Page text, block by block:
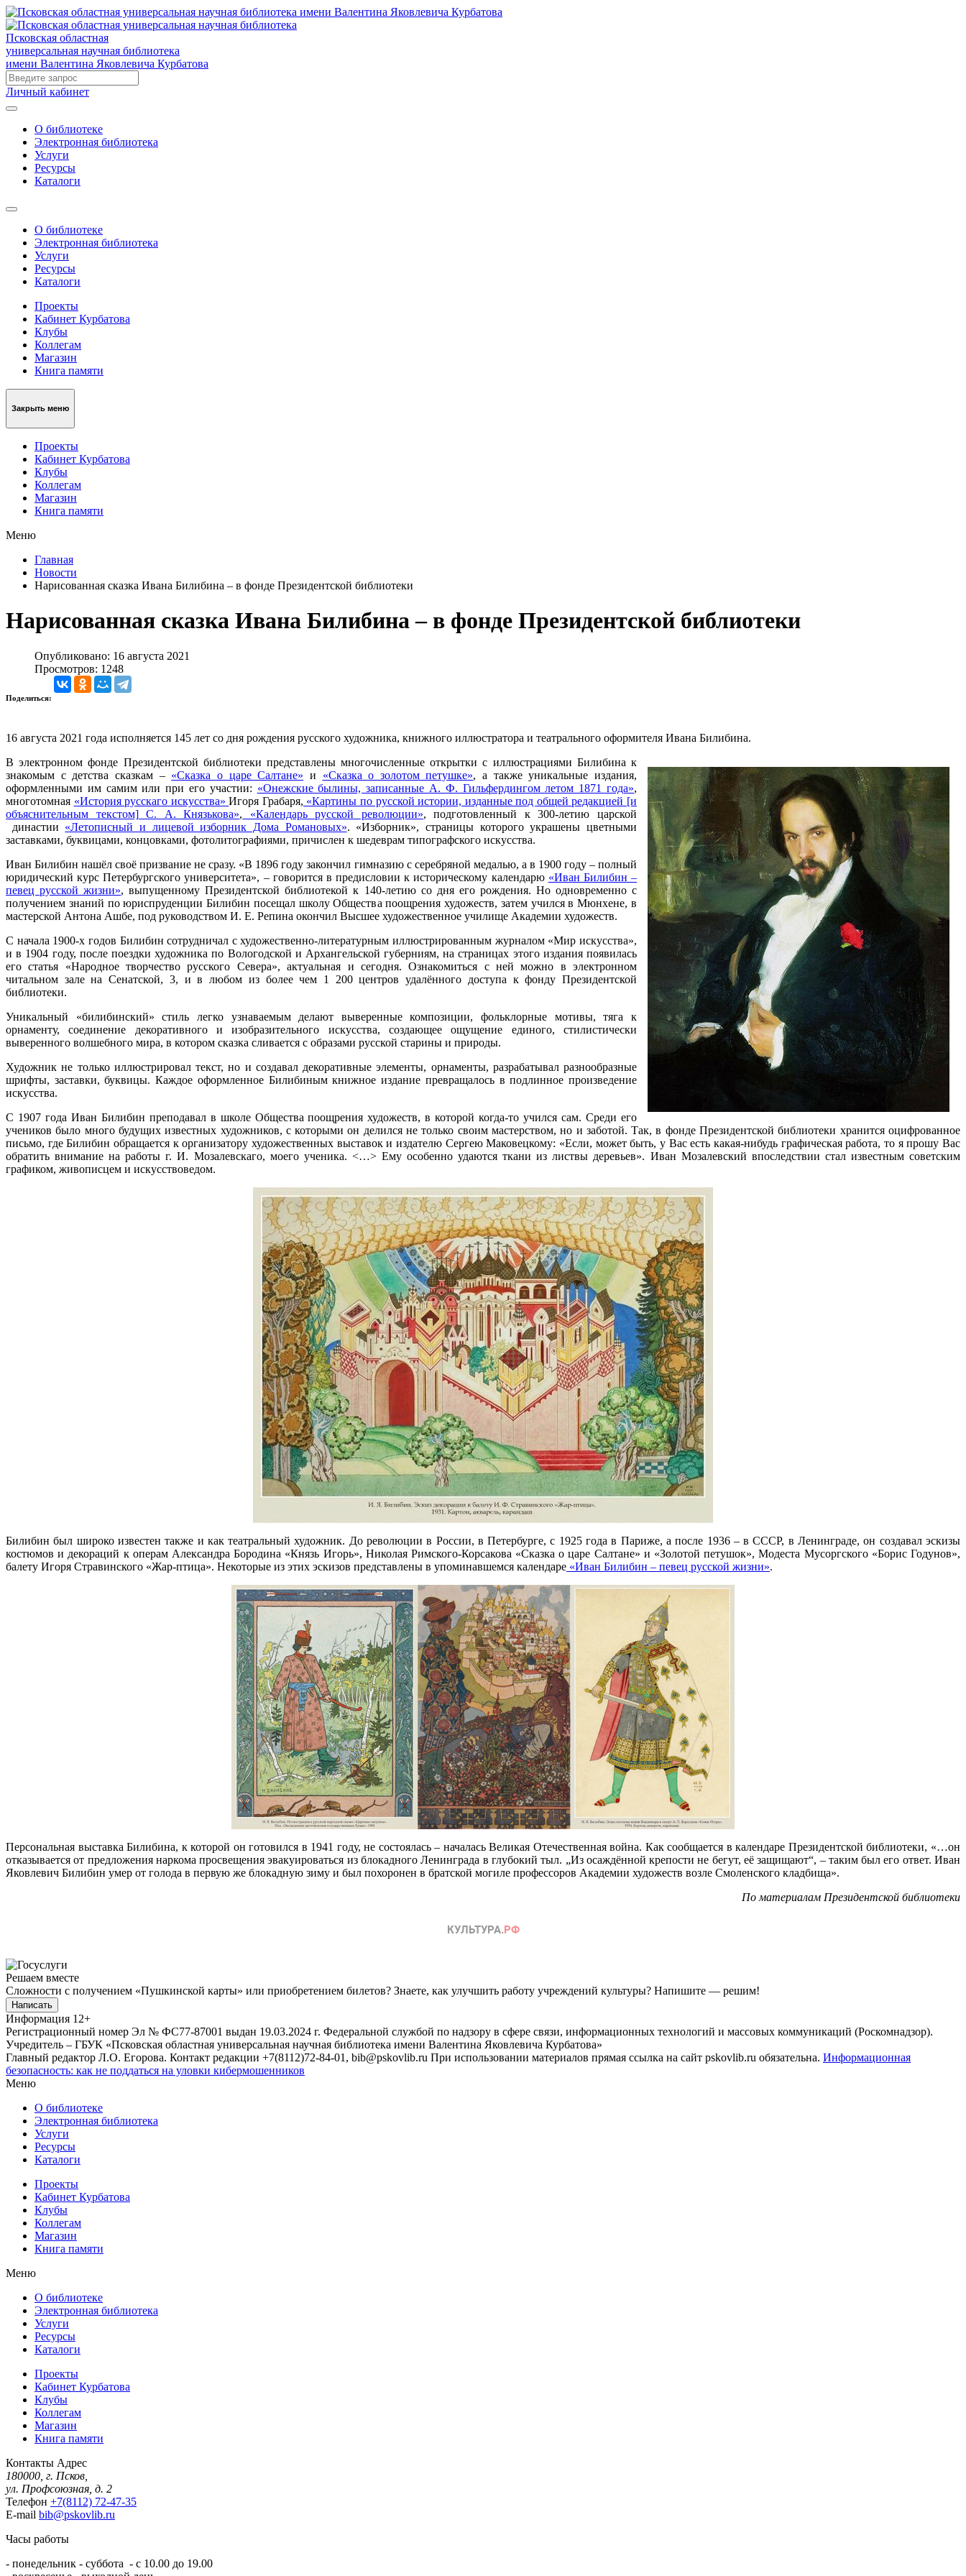
Псковская областная
универсальная научная библиотека
имени Валентина Яковлевича Курбатова
Личный кабинет
О библиотеке
Электронная библиотека
Услуги
Ресурсы
Каталоги
О библиотеке
Электронная библиотека
Услуги
Ресурсы
Каталоги
Проекты
Кабинет Курбатова
Клубы
Коллегам
Магазин
Книга памяти
Закрыть меню
Проекты
Кабинет Курбатова
Клубы
Коллегам
Магазин
Книга памяти
Меню
Главная
Новости
Нарисованная сказка Ивана Билибина – в фонде Президентской библиотеки
Нарисованная сказка Ивана Билибина – в фонде Президентской библиотеки
Опубликовано: 16 августа 2021
Просмотров: 1248
Поделиться:
16 августа 2021 года исполняется 145 лет со дня рождения русского художника, книжного иллюстратора и театрального оформителя Ивана Билибина.
В электронном фонде Президентской библиотеки представлены многочисленные открытки с иллюстрациями Билибина к
знакомым с детства сказкам – «Сказка о царе Салтане» и «Сказка о золотом петушке», а также уникальные издания,
оформленными им самим или при его участии: «Онежские былины, записанные А. Ф. Гильфердингом летом 1871 года»,
многотомная «История русскаго искусства»Игоря Грабаря, «Картины по русской истории, изданные под общей редакцией [и
объяснительным текстом] С. А. Князькова», «Календарь русской революции», подготовленный к 300-летию царской
династии «Летописный и лицевой изборник Дома Романовых». «Изборник», страницы которого украшены цветными
заставками, буквицами, концовками, фотолитографиями, причислен к шедеврам типографского искусства.
Иван Билибин нашёл своё призвание не сразу. «В 1896 году закончил гимназию с серебряной медалью, а в 1900 году – полный
юридический курс Петербургского университета», – говорится в предисловии к историческому календарю «Иван Билибин –
певец русской жизни», выпущенному Президентской библиотекой к 140-летию со дня его рождения. Но одновременно с
получением знаний по юриспруденции Билибин посещал школу Общества поощрения художеств, затем учился в Мюнхене, в
мастерской Антона Ашбе, под руководством И. Е. Репина окончил Высшее художественное училище Академии художеств.
С начала 1900-х годов Билибин сотрудничал с художественно-литературным ил­люстрированным журналом «Мир искусства»,
и в 1904 году, после поездки художника по Вологодской и Архангельской губерниям, на страницах этого издания появилась
его статья «Народное творчество русского Севера», актуальная и сегодня. Ознакомиться с ней можно в электронном
читальном зале на Сенатской, 3, и в любом из более чем 1 200 центров удалённого доступа к фонду Президентской
библиотеки.
Уникальный «билибинский» стиль легко узнаваемым делают выверенные композиции, фольклорные мотивы, тяга к
орнаменту, соединение декоративного и изобразительного искусства, создающее ощущение единого, стилистически
выверенного волшебного мира, в котором сказка сливается с образами русской старины и природы.
Художник не только иллюстрировал текст, но и создавал декоративные элементы, орнаменты, разрабатывал разнообразные
шрифты, заставки, буквицы. Каждое оформленное Билибиным книжное издание превращалось в подлинное произведение
искусства.
С 1907 года Иван Билибин преподавал в школе Общества поощрения художеств, в которой когда-то учился сам. Среди его
учеников было много будущих известных художников, с которыми он делился не только своим мастерством, но и заботой. Так, в фонде Президентской библиотеки хранится оцифрованное
письмо, где Билибин обращается к организатору художественных выставок и издателю Сергею Маковецкому: «Если, может быть, у Вас есть какая-нибудь графическая работа, то я прошу Вас
обратить внимание на работы г. И. Мозалевскаго, моего ученика. <…> Ему особенно удаются ткани из листвы деревьев». Иван Мозалевский впоследствии стал известным советским
графиком, живописцем и искусствоведом.
Билибин был широко известен также и как театральный художник. До революции в России, в Петербурге, с 1925 года в Париже, а после 1936 – в СССР, в Ленинграде, он создавал эскизы
костюмов и декораций к операм Александра Бородина «Князь Игорь», Николая Римского-Корсакова «Сказка о царе Салтане» и «Золотой петушок», Модеста Мусоргского «Борис Годунов»,
балету Игоря Стравинского «Жар-птица». Некоторые из этих эскизов представлены в упоминавшемся календаре «Иван Билибин – певец русской жизни».
Персональная выставка Билибина, к которой он готовился в 1941 году, не состоялась – началась Великая Отечественная война. Как сообщается в календаре Президентской библиотеки, «…он
отказывается от предложения наркома просвещения эвакуироваться из блокадного Ленинграда в глубокий тыл. „Из осаждённой крепости не бегут, её защищают“, – таким был его ответ. Иван
Яковлевич Билибин умер от голода в первую же блокадную зиму и был похоронен в братской могиле профессоров Академии художеств возле Смоленского кладбища».
По материалам Президентской библиотеки
Решаем вместе
Сложности с получением «Пушкинской карты» или приобретением билетов? Знаете, как улучшить работу учреждений культуры? Напишите — решим!
Написать
Информация 12+
Регистрационный номер Эл № ФС77-87001 выдан 19.03.2024 г. Федеральной службой по надзору в сфере связи, информационных технологий и массовых коммуникаций (Роскомнадзор).
Учредитель – ГБУК «Псковская областная универсальная научная библиотека имени Валентина Яковлевича Курбатова»
Главный редактор Л.О. Егорова. Контакт редакции +7(8112)72-84-01, bib@pskovlib.ru При использовании материалов прямая ссылка на сайт pskovlib.ru обязательна. Информационная
безопасность: как не поддаться на уловки кибермошенников
Меню
О библиотеке
Электронная библиотека
Услуги
Ресурсы
Каталоги
Проекты
Кабинет Курбатова
Клубы
Коллегам
Магазин
Книга памяти
Меню
О библиотеке
Электронная библиотека
Услуги
Ресурсы
Каталоги
Проекты
Кабинет Курбатова
Клубы
Коллегам
Магазин
Книга памяти
Контакты Адрес
180000, г. Псков,
ул. Профсоюзная, д. 2
Телефон +7(8112) 72-47-35
E-mail bib@pskovlib.ru
Часы работы
- понедельник - суббота - с 10.00 до 19.00